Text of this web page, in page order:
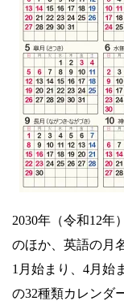
2030年（令和12年
のほか、英語の月
1月始まり、4月始
の32種類カレンダ